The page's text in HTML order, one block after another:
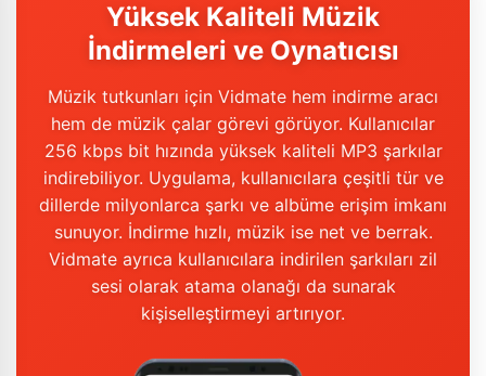
Yüksek Kaliteli Müzik
İndirmeleri ve Oynatıcısı
Müzik tutkunları için Vidmate hem indirme aracı
hem de müzik çalar görevi görüyor. Kullanıcılar
256 kbps bit hızında yüksek kaliteli MP3 şarkılar
indirebiliyor. Uygulama, kullanıcılara çeşitli tür ve
dillerde milyonlarca şarkı ve albüme erişim imkanı
sunuyor. İndirme hızlı, müzik ise net ve berrak.
Vidmate ayrıca kullanıcılara indirilen şarkıları zil
sesi olarak atama olanağı da sunarak
kişiselleştirmeyi artırıyor.